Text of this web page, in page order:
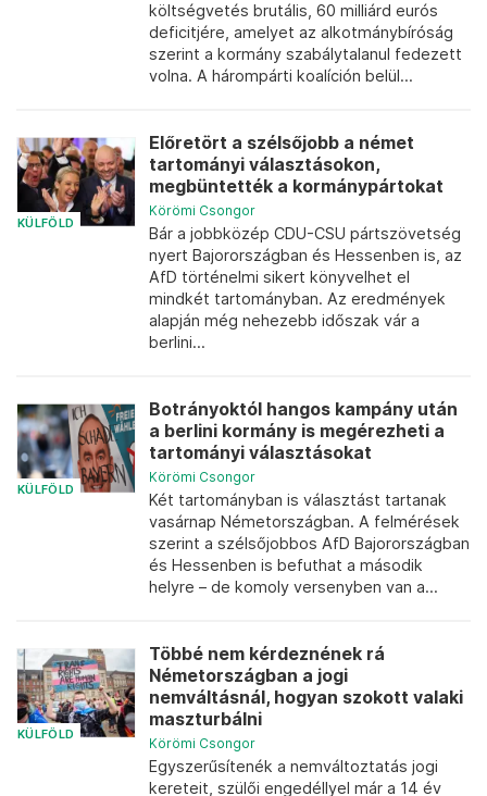
költségvetés brutális, 60 milliárd eurós
deficitjére, amelyet az alkotmánybíróság
szerint a kormány szabálytalanul fedezett
volna. A hárompárti koalíción belül...
KÜLFÖLD
Előretört a szélsőjobb a német
tartományi választásokon,
megbüntették a kormánypártokat
Körömi Csongor
Bár a jobbközép CDU-CSU pártszövetség
nyert Bajorországban és Hessenben is, az
AfD történelmi sikert könyvelhet el
mindkét tartományban. Az eredmények
alapján még nehezebb időszak vár a
berlini...
KÜLFÖLD
Botrányoktól hangos kampány után
a berlini kormány is megérezheti a
tartományi választásokat
Körömi Csongor
Két tartományban is választást tartanak
vasárnap Németországban. A felmérések
szerint a szélsőjobbos AfD Bajorországban
és Hessenben is befuthat a második
helyre – de komoly versenyben van a...
KÜLFÖLD
Többé nem kérdeznének rá
Németországban a jogi
nemváltásnál, hogyan szokott valaki
maszturbálni
Körömi Csongor
Egyszerűsítenék a nemváltoztatás jogi
kereteit, szülői engedéllyel már a 14 év